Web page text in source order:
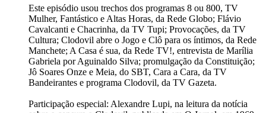
Este episódio usou trechos dos programas 8 ou 800, TV
Mulher, Fantástico e Altas Horas, da Rede Globo; Flávio
Cavalcanti e Chacrinha, da TV Tupi; Provocações, da TV
Cultura; Clodovil abre o Jogo e Clô para os íntimos, da Rede
Manchete; A Casa é sua, da Rede TV!, entrevista de Marília
Gabriela por Aguinaldo Silva; promulgação da Constituição;
Jô Soares Onze e Meia, do SBT, Cara a Cara, da TV
Bandeirantes e programa Clodovil, da TV Gazeta.
Participação especial: Alexandre Lupi, na leitura da notícia